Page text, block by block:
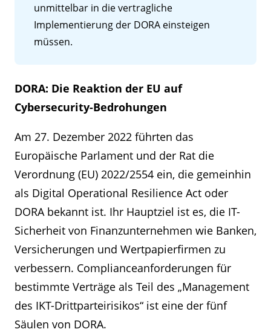
unmittelbar in die vertragliche
Implementierung der DORA einsteigen
müssen.
DORA: Die Reaktion der EU auf
Cybersecurity-Bedrohungen
Am 27. Dezember 2022 führten das
Europäische Parlament und der Rat die
Verordnung (EU) 2022/2554 ein, die gemeinhin
als Digital Operational Resilience Act oder
DORA bekannt ist. Ihr Hauptziel ist es, die IT-
Sicherheit von Finanzunternehmen wie Banken,
Versicherungen und Wertpapierfirmen zu
verbessern. Complianceanforderungen für
bestimmte Verträge als Teil des „Management
des IKT-Drittparteirisikos“ ist eine der fünf
Säulen von DORA.